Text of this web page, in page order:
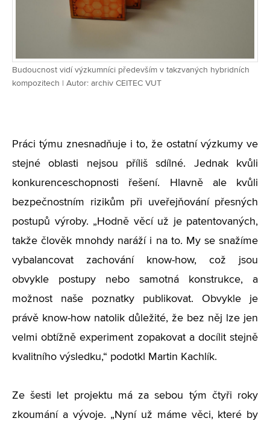
Budoucnost vidí výzkumníci především v takzvaných hybridních
kompozitech | Autor: archiv CEITEC VUT
Práci týmu znesnadňuje i to, že ostatní výzkumy ve
stejné oblasti nejsou příliš sdílné. Jednak kvůli
konkurenceschopnosti řešení. Hlavně ale kvůli
bezpečnostním rizikům při uveřejňování přesných
postupů výroby. „Hodně věcí už je patentovaných,
takže člověk mnohdy naráží i na to. My se snažíme
vybalancovat zachování know-how, což jsou
obvykle postupy nebo samotná konstrukce, a
možnost naše poznatky publikovat. Obvykle je
právě know-how natolik důležité, že bez něj lze jen
velmi obtížně experiment zopakovat a docílit stejně
kvalitního výsledku,“ podotkl Martin Kachlík.
Ze šesti let projektu má za sebou tým čtyři roky
zkoumání a vývoje. „Nyní už máme věci, které by